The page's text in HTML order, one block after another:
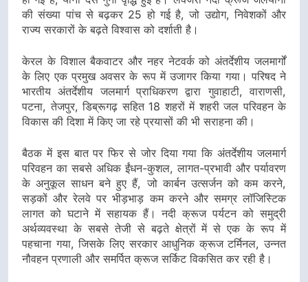
की संख्या पांच से बढ़कर 25 हो गई है, जो उद्योग, निवेशकों और
राज्य सरकारों के बढ़ते विश्वास को दर्शाती है।
केरल के विशाल बैकवाटर और नहर नेटवर्क को अंतर्देशीय जलमार्गों
के लिए एक प्रमुख अवसर के रूप में उजागर किया गया। परिषद ने
भारतीय अंतर्देशीय जलमार्ग प्राधिकरण द्वारा गुवाहाटी, वाराणसी,
पटना, तेजपुर, डिब्रूगढ़ सहित 18 शहरों में शहरी जल परिवहन के
विकास की दिशा में किए जा रहे प्रयासों की भी सराहना की।
बैठक में इस बात पर फिर से जोर दिया गया कि अंतर्देशीय जलमार्ग
परिवहन का सबसे अधिक ईंधन-कुशल, लागत-प्रभावी और पर्यावरण
के अनुकूल साधन बने हुए हैं, जो कार्बन उत्सर्जन को कम करने,
सड़कों और रेलवे पर भीड़भाड़ कम करने और समग्र लॉजिस्टिक
लागत को घटाने में सहायक हैं। नदी क्रूज पर्यटन को समुद्री
अर्थव्यवस्था के सबसे तेजी से बढ़ते क्षेत्रों में से एक के रूप में
पहचाना गया, जिसके लिए सरकार आधुनिक क्रूज टर्मिनल, उन्नत
नौवहन प्रणाली और समर्पित क्रूज सर्किट विकसित कर रही है।